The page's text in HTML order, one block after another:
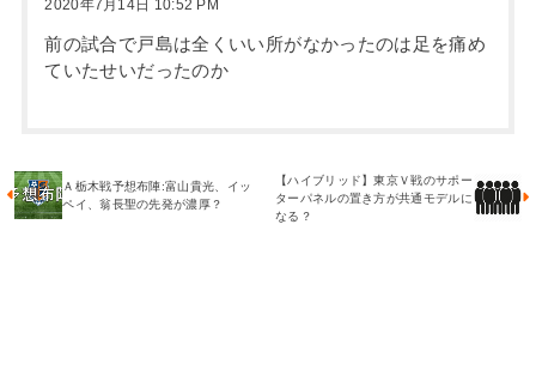
2020年7月14日 10:52 PM
前の試合で戸島は全くいい所がなかったのは足を痛め
ていたせいだったのか
Ａ栃木戦予想布陣:富山貴光、イッ
ペイ、翁長聖の先発が濃厚？
【ハイブリッド】東京Ｖ戦のサポー
ターパネルの置き方が共通モデルに
なる？